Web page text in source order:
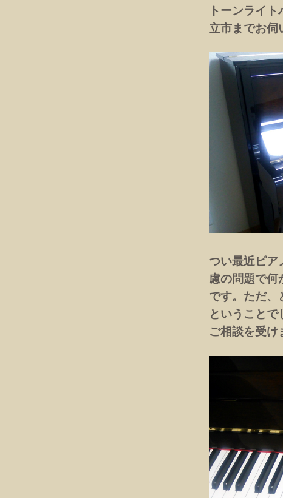
トーンライ
立市までお伺
つい最近ピア
慮の問題で何
です。ただ、
ということで
ご相談を受け